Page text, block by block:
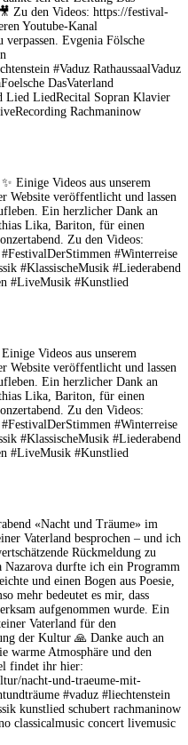
Zu den Videos: https://festival-
Youtube-Kanal
Evgenia Fölsche
#Vaduz RathaussaalVaduz
DasVaterland
Lied LiedRecital Sopran Klavier
Rachmaninow
Videos aus unserem
Website veröffentlicht und lassen
Ein herzlicher Dank an
Lika, Bariton, für einen
Zu den Videos:
#Winterreise
#KlassischeMusik #Liederabend
#LiveMusik #Kunstlied